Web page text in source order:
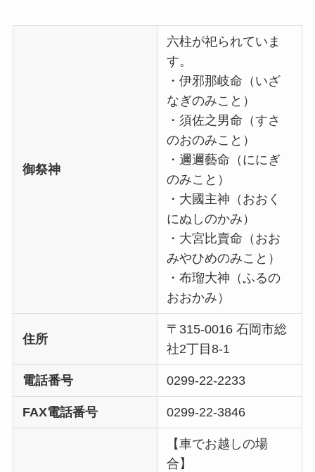
御祭神
六柱が祀られていま
す。
・伊邪那岐命（いざ
なぎのみこと）
・須佐之男命（すさ
のおのみこと）
・邇邇藝命（ににぎ
のみこと）
・大國主神（おおく
にぬしのかみ）
・大宮比賣命（おお
みやひめのみこと）
・布瑠大神（ふるの
おおかみ）
住所
〒315-0016 石岡市総
社2丁目8-1
電話番号 0299-22-2233
FAX電話番号 0299-22-3846
【車でお越しの場
合】